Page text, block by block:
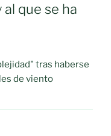
que se ha
tras haberse
de viento